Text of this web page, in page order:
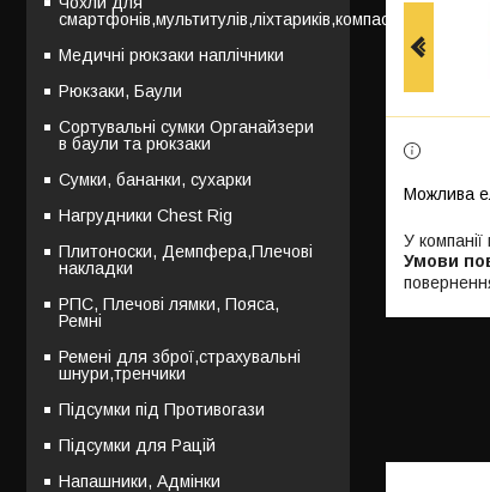
У
смартфонів,мультитулів,ліхтариків,компасів
Медичні рюкзаки наплічники
Рюкзаки, Баули
Сортувальні сумки Органайзери
в баули та рюкзаки
Сумки, бананки, сухарки
Нагрудники Chest Rig
Плитоноски, Демпфера,Плечові
накладки
РПС, Плечові лямки, Пояса,
Ремні
Ремені для зброї,страхувальні
шнури,тренчики
Підсумки під Противогази
Підсумки для Рацій
Напашники, Адмінки